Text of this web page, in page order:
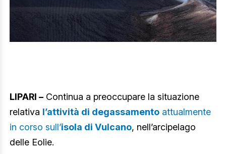
LIPARI – Continua a preoccupare la situazione
relativa l’attività di degassamento attualmente
in corso sull’isola di Vulcano, nell’arcipelago
delle Eolie.